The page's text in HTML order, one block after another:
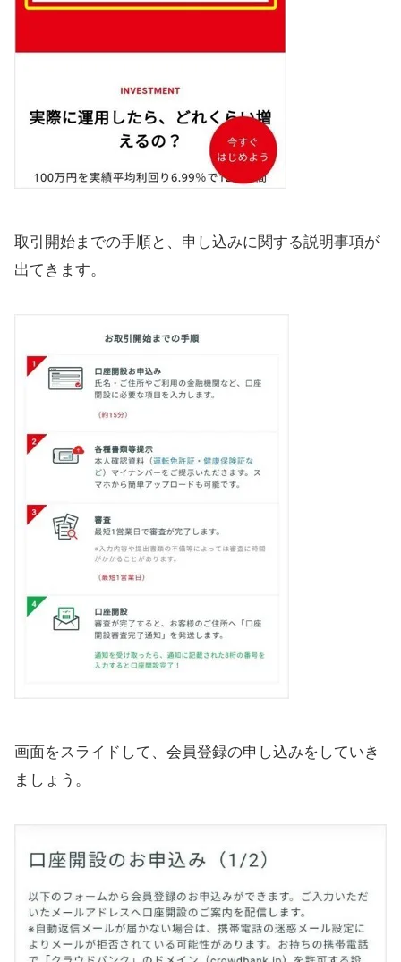
取引開始までの手順と、申し込みに関する説明事項が
出てきます。
画面をスライドして、会員登録の申し込みをしていき
ましょう。